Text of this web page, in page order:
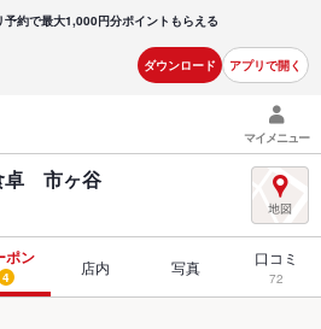
予約で最大1,000円分ポイントもらえる
ダウンロード アプリで開く
マイメニュー
卓 市ヶ谷
ポン
4 店内 写真 口コミ
72